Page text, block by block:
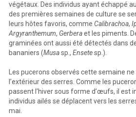
végétaux. Des individus ayant échappé
des premières semaines de culture se
leurs hôtes favoris, comme Calibrachoa,
Argyranthemum, Gerberaet les piments.
graminées ont aussi été détectés dans
bananiers (Musasp., Ensetesp.).
Les pucerons observés cette semaine
l’extérieur des serres. Comme les
passent l’hiver sous forme d’œufs, il est
individus ailés se déplacent vers les
mai.